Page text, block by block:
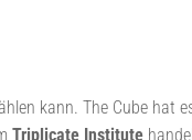
kann. The Cube hat
Triplicate Institute